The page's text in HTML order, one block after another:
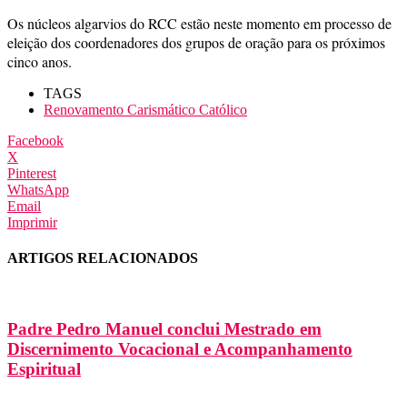
Os núcleos algarvios do RCC estão neste momento em processo de
eleição dos coordenadores dos grupos de oração para os próximos
cinco anos.
TAGS
Renovamento Carismático Católico
Facebook
X
Pinterest
WhatsApp
Email
Imprimir
ARTIGOS RELACIONADOS
Padre Pedro Manuel conclui Mestrado em
Discernimento Vocacional e Acompanhamento
Espiritual